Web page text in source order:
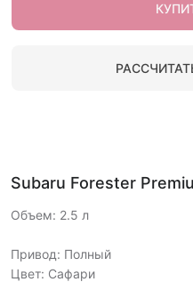
Subaru Forester
Объем: 2.5 л
Привод: Полный
Цвет: Сафари